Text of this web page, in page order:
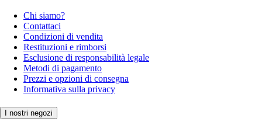
Chi siamo?
Contattaci
Condizioni di vendita
Restituzioni e rimborsi
Esclusione di responsabilità legale
Metodi di pagamento
Prezzi e opzioni di consegna
Informativa sulla privacy
I nostri negozi